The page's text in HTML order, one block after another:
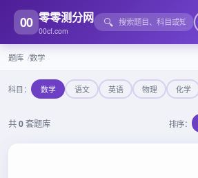
00 零零测分网
00cf.com
🔍
题库 数学
科目： 数学 语文 英语 物理 化学
共0套题库 排序：